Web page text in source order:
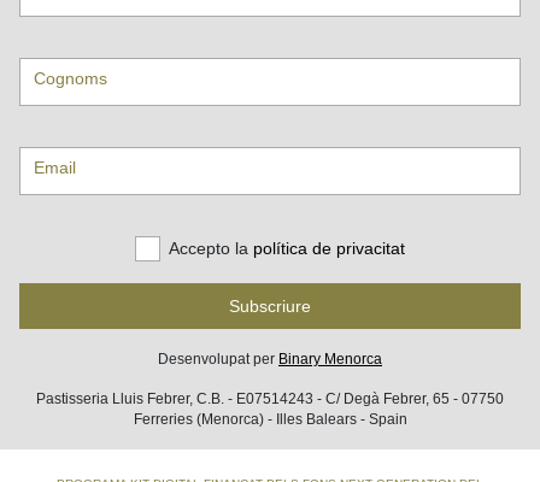
Cognoms
Email
Accepto la política de privacitat
Subscriure
Desenvolupat per Binary Menorca
Pastisseria Lluis Febrer, C.B. - E07514243 - C/ Degà Febrer, 65 - 07750
Ferreries (Menorca) - Illes Balears - Spain